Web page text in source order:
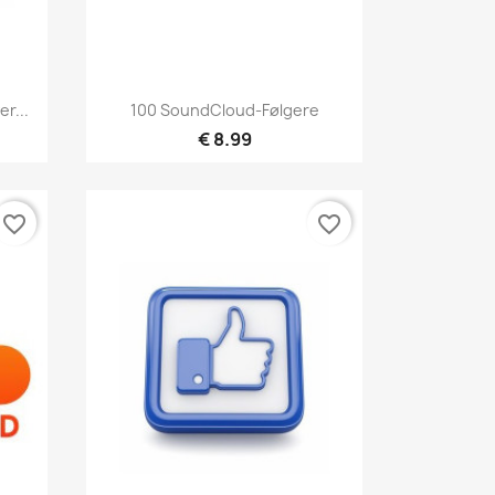
Hurtigvisning
100 SoundCloud-Følgere
€ 8.99
favorite_border favorite_border